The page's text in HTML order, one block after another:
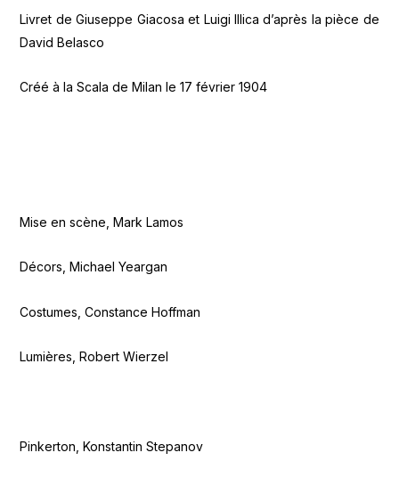
Livret de Giuseppe Giacosa et Luigi Illica d’après la pièce de
David Belasco
Créé à la Scala de Milan le 17 février 1904
Mise en scène, Mark Lamos
Décors, Michael Yeargan
Costumes, Constance Hoffman
Lumières, Robert Wierzel
Pinkerton, Konstantin Stepanov